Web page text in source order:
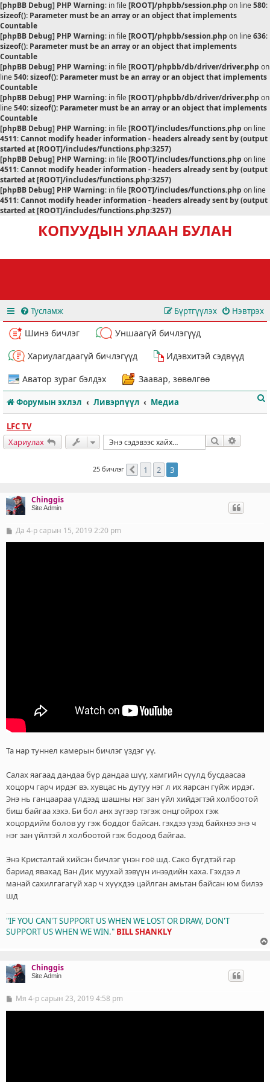
[phpBB Debug] PHP Warning: in file[ROOT]/phpbb/session.php on line580:
sizeof(): Parameter must be an array or an object that implements
Countable
[phpBB Debug] PHP Warning: in file[ROOT]/phpbb/session.php on line636:
sizeof(): Parameter must be an array or an object that implements
Countable
[phpBB Debug] PHP Warning: in file[ROOT]/phpbb/db/driver/driver.php on
line540:sizeof(): Parameter must be an array or an object that implements
Countable
[phpBB Debug] PHP Warning: in file[ROOT]/phpbb/db/driver/driver.php on
line540:sizeof(): Parameter must be an array or an object that implements
Countable
[phpBB Debug] PHP Warning: in file[ROOT]/includes/functions.php on line
4511:Cannot modify header information - headers already sent by (output
started at [ROOT]/includes/functions.php:3257)
[phpBB Debug] PHP Warning: in file[ROOT]/includes/functions.php on line
4511:Cannot modify header information - headers already sent by (output
started at [ROOT]/includes/functions.php:3257)
[phpBB Debug] PHP Warning: in file[ROOT]/includes/functions.php on line
4511:Cannot modify header information - headers already sent by (output
started at [ROOT]/includes/functions.php:3257)
КОПУУДЫН УЛААН БУЛАН
Тусламж Нэвтрэх
Бүртгүүлэх
Шинэ бичлэг
Уншаагүй бичлэгүүд
Хариулагдаагүй бичлэгүүд
Идэвхитэй сэдвүүд
Аватор зураг бэлдэх
Заавар, зөвөлгөө
Форумын эхлэл Ливэрпүүл Медиа
LFC TV
Хариулах
Хайлт
25 бичлэг Өмнөх
1 2 3
Chinggis
Site Admin
БДа 4-р сарын 15, 2019 2:20 pm
Та нар туннел камерын бичлэг үздэг үү.
Салах яагаад дандаа бүр дандаа шүү, хамгийн сүүлд бусдаасаа
хоцорч гарч ирдэг вэ. хувцас нь дутуу нэг л их яарсан гүйж ирдэг.
Энэ нь ганцаараа үлдээд шашны нэг зан үйл хийдэгтэй холбоотой
биш байгаа хэхэ. Би бол анх зүгээр тэгэж онцгойрох гэж
хоцордийм болов уу гэж боддог байсан. гэхдээ үээд байхнээ энэ ч
нэг зан үйлтэй л холбоотой гэж бодоод байгаа.
Энэ Кристалтай хийсэн бичлэг үнэн гоё шд. Сако бүгдтэй гар
бариад явахад Ван Дик муухай зэвүүн инээдийн хаха. Гэхдээ л
манай сахилгагагүй хар ч хүүхдээ цайлган амьтан байсан юм билээ
шд
"IF YOU CAN'T SUPPORT US WHEN WE LOST OR DRAW, DON'T
SUPPORT US WHEN WE WIN." BILL SHANKLY
Chinggis
Site Admin
БМя 4-р сарын 23, 2019 4:58 pm